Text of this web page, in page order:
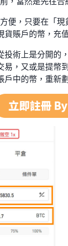
便，只要在「
貨賬戶的幣，充
投術上是分開的
易，又或是提幣
戶中的幣，重新